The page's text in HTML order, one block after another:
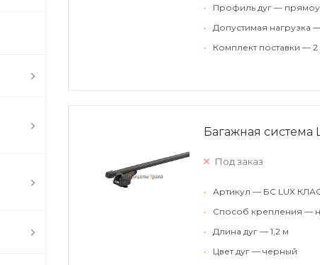
•
Профиль дуг —
•
Допустимая нагрузка
•
Комплект поставки —
Багажная система
Под заказ
•
Артикул — БС LUX
•
Способ крепления —
•
Длина дуг — 1,2 м
•
Цвет дуг — черный